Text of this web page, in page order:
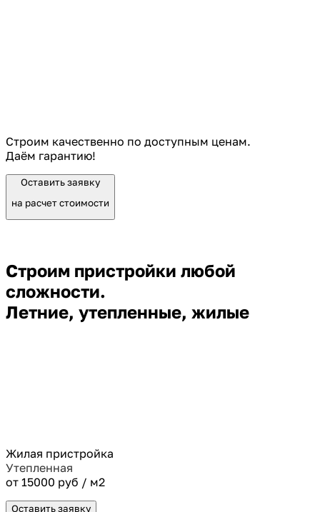
Строим качественно по доступным ценам.
Даём гарантию!
Оставить заявку
на расчет стоимости
Строим пристройки любой
сложности.
Летние, утепленные, жилые
Жилая пристройка
Утепленная
от 15000 руб / м2
Оставить заявку